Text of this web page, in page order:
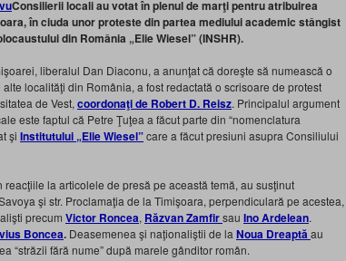
Consilierii locali au votat în plenul de marţi pentru atribuirea
în ciuda unor proteste din partea mediului academic stângist
din România „Elie Wiesel” (INSHR).
liberalul Dan Diaconu, a anunţat că doreşte să numească o
localităţi din România, a fost redactată o scrisoare de protest
de Vest, coordonaţi de Robert D. Reisz. Principalul argument
este faptul că Petre Ţuţea a făcut parte din “nomenclatura
şi Institutului „Elie Wiesel”care a făcut presiuni asupra Consiliului
la articolele de presă pe această temă, au susţinut
şi str. Proclamaţia de la Timişoara, perpendiculară pe acestea,
precum Victor Roncea, Răzvan Zamfirsau Ino Ardelean.
Boncea. Deasemenea şi naţionaliştii de la Noua Dreaptăau
“străzii fără nume” după marele gânditor român.